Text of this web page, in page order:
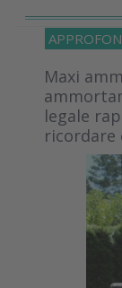
Maxi
legale
ricordare